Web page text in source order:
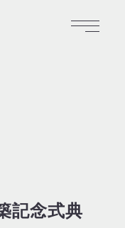
記念式典